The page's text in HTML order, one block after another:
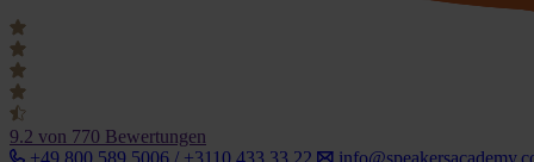
9.2 von 770 Bewertungen
+49 800 589 5006 / +3110 433 33 22